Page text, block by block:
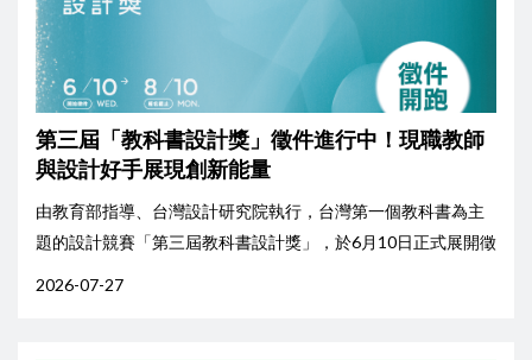
第三屆「教科書設計獎」徵件進行中！現職教師
與設計好手展現創新能量
由教育部指導、台灣設計研究院執行，台灣第一個教科書為主
題的設計競賽「第三屆教科書設計獎」，於6月10日正式展開徵
2026-07-27